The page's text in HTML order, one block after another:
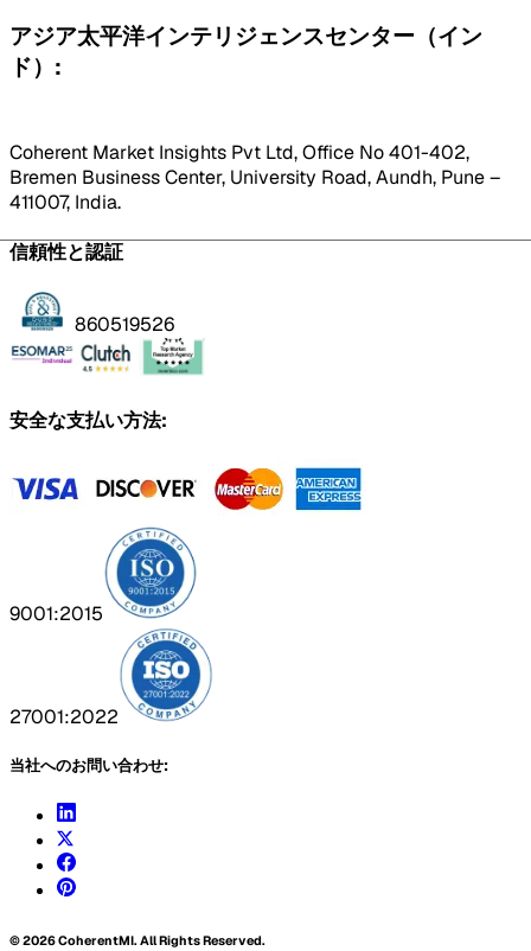
アジア太平洋インテリジェンスセンター（イン
ド）:
Coherent Market Insights Pvt Ltd, Office No 401-402,
Bremen Business Center, University Road, Aundh, Pune –
411007, India.
信頼性と認証
860519526
安全な支払い方法:
9001:2015
27001:2022
当社へのお問い合わせ:
©2026CoherentMI. All Rights Reserved.